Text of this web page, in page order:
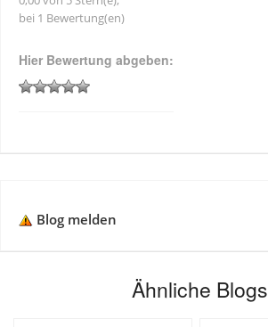
bei 1 Bewertung(en)
Hier Bewertung abgeben:
Blog melden
Ähnliche Blogs